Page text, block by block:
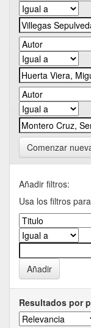
Comenzar
Añadir filtros:
Usa los filtros
Resultados por